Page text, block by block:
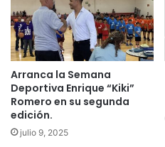
Arranca la Semana
Deportiva Enrique “Kiki”
Romero en su segunda
edición.
julio 9, 2025